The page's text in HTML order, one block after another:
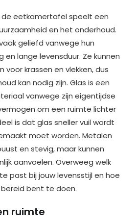
eetkamertafel speelt een
en het onderhoud.
geliefd vanwege hun
en lange levensduur. Ze kunnen
voor krassen en vlekken, dus
kan nodig zijn. Glas is een
vanwege zijn eigentijdse
om een ruimte lichter
is dat glas sneller vuil wordt
moet worden. Metalen
en stevig, maar kunnen
aanvoelen. Overweeg welk
past bij jouw levensstijl en hoe
bent te doen.
ruimte